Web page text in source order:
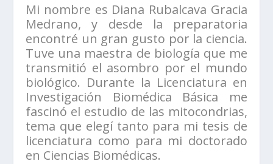
Mi nombre es Diana Rubalcava Gracia
Medrano, y desde la preparatoria
encontré un gran gusto por la ciencia.
Tuve una maestra de biología que me
transmitió el asombro por el mundo
biológico. Durante la Licenciatura en
Investigación Biomédica Básica me
fascinó el estudio de las mitocondrias,
tema que elegí tanto para mi tesis de
licenciatura como para mi doctorado
en Ciencias Biomédicas.